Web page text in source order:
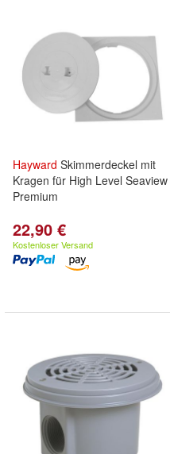
Hayward Skimmerdeckel mit
Kragen für High Level Seaview
Premium
22,90 €
Kostenloser Versand